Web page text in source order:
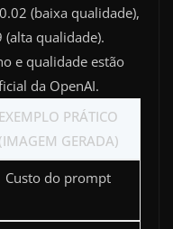
(baixa qualidade),
qualidade).
e qualidade estão
da OpenAI.
EXEMPLO PRÁTICO
(IMAGEM GERADA)
Custo do prompt